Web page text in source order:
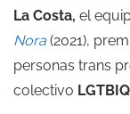
La Costa, el
Nora (2021),
personas trans
colectivo